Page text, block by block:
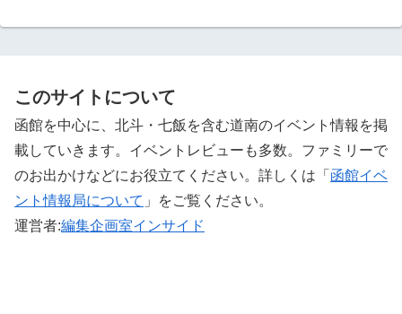
このサイトについて
函館を中心に、北斗・七飯を含む道南のイベント情報を掲
載していきます。イベントレビューも多数。ファミリーで
のお出かけなどにお役立てください。詳しくは「 函館イベ
ント情報局について 」をご覧ください。 ‎
運営者:編集企画室インサイド